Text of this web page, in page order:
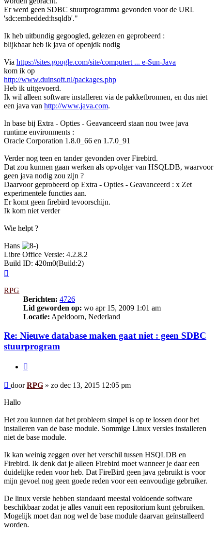
Er werd geen SDBC stuurprogramma gevonden voor de URL
'sdc:embedded:hsqldb'."
Ik heb uitbundig gegoogled, gelezen en geprobeerd :
blijkbaar heb ik java of openjdk nodig
Via https://sites.google.com/site/computert ... e-Sun-Java
kom ik op
http://www.duinsoft.nl/packages.php
Heb ik uitgevoerd.
Ik wil alleen software installeren via de pakketbronnen, en dus niet
een java van http://www.java.com.
In base bij Extra - Opties - Geavanceerd staan nou twee java
runtime environments :
Oracle Corporation 1.8.0_66 en 1.7.0_91
Verder nog teen en tander gevonden over Firebird.
Dat zou kunnen gaan werken als opvolger van HSQLDB, waarvoor
geen java nodig zou zijn ?
Daarvoor geprobeerd op Extra - Opties - Geavanceerd : x Zet
experimentele functies aan.
Er komt geen firebird tevoorschijn.
Ik kom niet verder
Wie helpt ?
Hans
Libre Office Versie: 4.2.8.2
Build ID: 420m0(Build:2)
RPG
Berichten: 4726
Lid geworden op: wo apr 15, 2009 1:01 am
Locatie: Apeldoorn, Nederland
Re: Nieuwe database maken gaat niet : geen SDBC
stuurprogram
Bericht
doorRPG » zo dec 13, 2015 12:05 pm
Hallo
Het zou kunnen dat het probleem simpel is op te lossen door het
installeren van de base module. Sommige Linux versies installeren
niet de base module.
Ik kan weinig zeggen over het verschil tussen HSQLDB en
Firebird. Ik denk dat je alleen Firebird moet wanneer je daar een
duidelijke reden voor heb. Dat FireBird geen java gebruikt is voor
mijn gevoel nog geen goede reden voor een eenvoudige gebruiker.
De linux versie hebben standaard meestal voldoende software
beschikbaar zodat je alles vanuit een repositorium kunt gebruiken.
Mogelijk moet dan nog wel de base module daarvan geïnstalleerd
worden.